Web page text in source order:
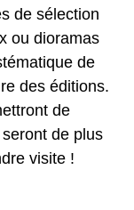
de sélection
ou dioramas
de
des éditions.
de
de plus
visite !